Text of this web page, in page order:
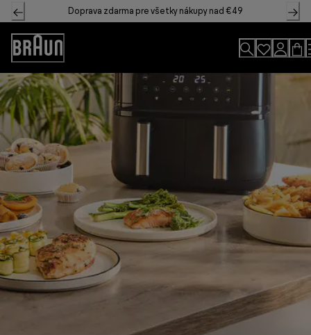
Skip
to
Content
Doprava zdarma pre všetky nákupy nad €49
Accessibility
Statement